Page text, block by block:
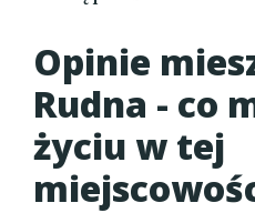
Opinie
Rudna - co
życiu w tej